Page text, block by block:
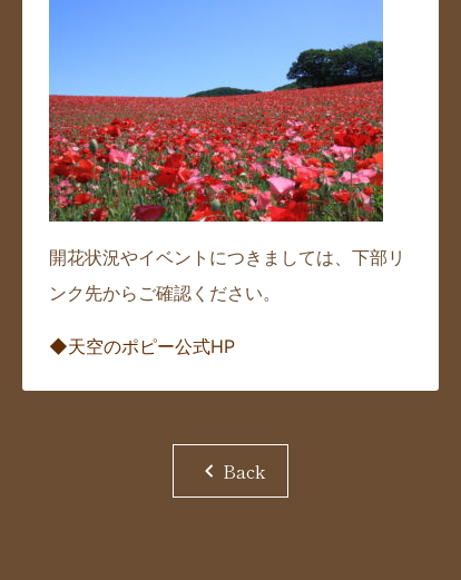
開花状況やイベントにつきましては、下部リ
ンク先からご確認ください。
◆天空のポピー公式HP
chevron_left Back